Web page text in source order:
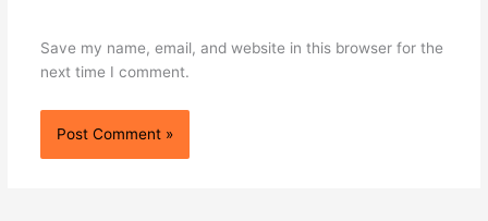
Save my name, email, and website in this browser for the
next time I comment.